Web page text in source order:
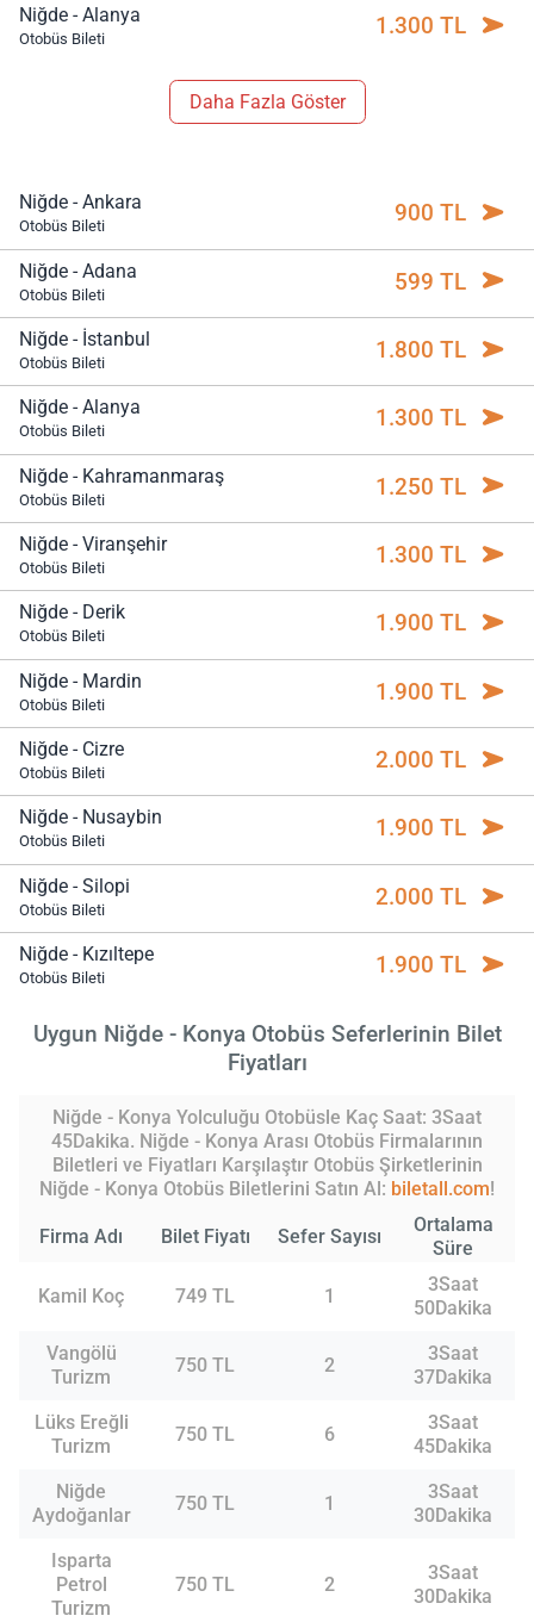
Niğde - Alanya
Otobüs Bileti 1.300 TL
Daha Fazla Göster
Niğde - Ankara
Otobüs Bileti 900 TL
Niğde - Adana
Otobüs Bileti 599 TL
Niğde - İstanbul
Otobüs Bileti 1.800 TL
Niğde - Alanya
Otobüs Bileti 1.300 TL
Niğde - Kahramanmaraş
Otobüs Bileti 1.250 TL
Niğde - Viranşehir
Otobüs Bileti 1.300 TL
Niğde - Derik
Otobüs Bileti 1.900 TL
Niğde - Mardin
Otobüs Bileti 1.900 TL
Niğde - Cizre
Otobüs Bileti 2.000 TL
Niğde - Nusaybin
Otobüs Bileti 1.900 TL
Niğde - Silopi
Otobüs Bileti 2.000 TL
Niğde - Kızıltepe
Otobüs Bileti 1.900 TL
Uygun Niğde - Konya Otobüs Seferlerinin Bilet
Fiyatları
Niğde - Konya Yolculuğu Otobüsle Kaç Saat: 3Saat
45Dakika. Niğde - Konya Arası Otobüs Firmalarının
Biletleri ve Fiyatları Karşılaştır Otobüs Şirketlerinin
Niğde - Konya Otobüs Biletlerini Satın Al: biletall.com!
Firma Adı Bilet Fiyatı Sefer Sayısı
Ortalama
Süre
Kamil Koç 749 TL 1
3Saat
50Dakika
Vangölü
Turizm
750 TL 2
3Saat
37Dakika
Lüks Ereğli
Turizm
750 TL 6
3Saat
45Dakika
Niğde
Aydoğanlar
750 TL 1
3Saat
30Dakika
Isparta
Petrol
Turizm
750 TL 2
3Saat
30Dakika